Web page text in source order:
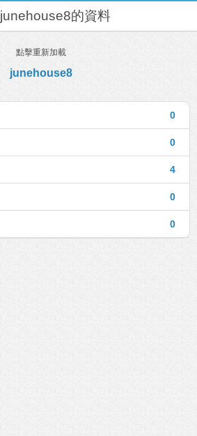
junehouse8的資料
點擊重新加載
junehouse8
0
0
4
0
0